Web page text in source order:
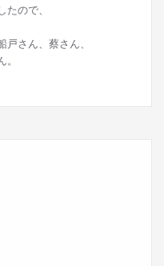
ので、
さん、蔡さん、